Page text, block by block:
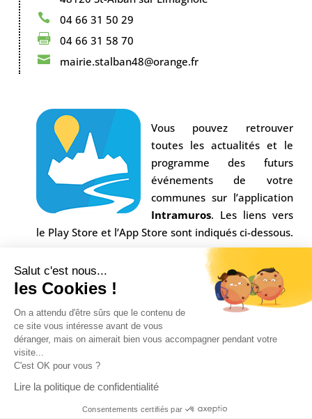
Salut c'est nous...
les Cookies !
On a attendu d'être sûrs que le contenu de
ce site vous intéresse avant de vous
déranger, mais on aimerait bien vous accompagner pendant votre
visite...
C'est OK pour vous ?
Lire la politique de confidentialité
Consentements certifiés par
 04 66 31 50 29
 04 66 31 58 70
 mairie.stalban48@orange.fr
Vous pouvez retrouver
toutes les actualités et le
programme des futurs
événements de votre
communes sur l’application
Intramuros. Les liens vers
le Play Store et l’App Store sont indiqués ci-dessous.
Conception AgenceMultiweb